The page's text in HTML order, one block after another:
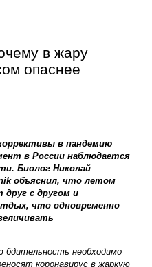
в жару
опаснее
в пандемию
в России наблюдается
Биолог Николай
объяснил, что летом
с другом и
что одновременно
бдительность необходимо
коронавирус в жаркую